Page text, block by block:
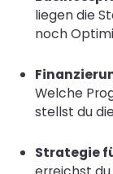
liegen die
noch
Welche
stellst du
Strategie